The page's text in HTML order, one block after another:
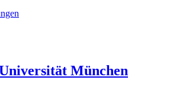
München